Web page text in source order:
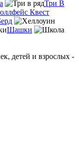
Три В
Квест
Шашки
детей и взрослых -